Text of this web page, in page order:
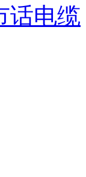
话电缆